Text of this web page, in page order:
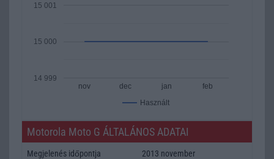
Használt
nov dec jan feb
14 999
15 000
15 001
Motorola Moto G ÁLTALÁNOS ADATAI
Megjelenés időpontja 2013 november